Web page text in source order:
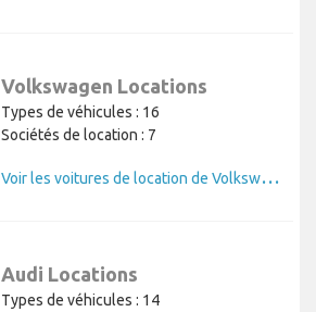
Volkswagen Locations
Types de véhicules : 16
Sociétés de location : 7
V
oir les voitures de location de Volkswagen
Audi Locations
Types de véhicules : 14